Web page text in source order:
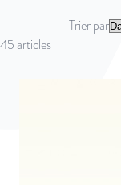
45articles
Trier par